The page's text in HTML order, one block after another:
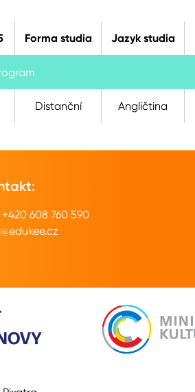
Forma studia Jazyk studia
Distanční Angličtina
608 760 590